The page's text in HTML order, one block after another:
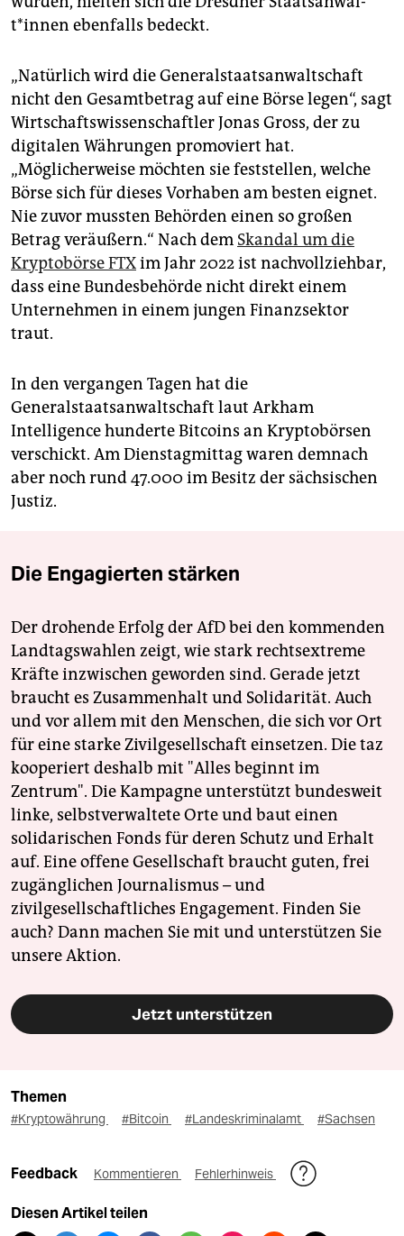
t*in­nen ebenfalls bedeckt.
„Natürlich wird die Generalstaatsanwaltschaft
nicht den Gesamtbetrag auf eine Börse legen“, sagt
Wirtschaftswissenschaftler Jonas Gross, der zu
digitalen Währungen promoviert hat.
„Möglicherweise möchten sie feststellen, welche
Börse sich für dieses Vorhaben am besten eignet.
Nie zuvor mussten Behörden einen so großen
Betrag veräußern.“ Nach dem Skandal um die
Kryptobörse FTXim Jahr 2022 ist nachvollziehbar,
dass eine Bundesbehörde nicht direkt einem
Unternehmen in einem jungen Finanzsektor
traut.
In den vergangen Tagen hat die
Generalstaatsanwaltschaft laut Arkham
Intelligence hunderte Bitcoins an Kryptobörsen
verschickt. Am Dienstagmittag waren demnach
aber noch rund 47.000 im Besitz der sächsischen
Justiz.
Die Engagierten stärken
Der drohende Erfolg der AfD bei den kommenden
Landtagswahlen zeigt, wie stark rechtsextreme
Kräfte inzwischen geworden sind. Gerade jetzt
braucht es Zusammenhalt und Solidarität. Auch
und vor allem mit den Menschen, die sich vor Ort
für eine starke Zivilgesellschaft einsetzen. Die taz
kooperiert deshalb mit "Alles beginnt im
Zentrum". Die Kampagne unterstützt bundesweit
linke, selbstverwaltete Orte und baut einen
solidarischen Fonds für deren Schutz und Erhalt
auf. Eine offene Gesellschaft braucht guten, frei
zugänglichen Journalismus – und
zivilgesellschaftliches Engagement. Finden Sie
auch? Dann machen Sie mit und unterstützen Sie
unsere Aktion.
Jetzt unterstützen
Themen
#Kryptowährung #Bitcoin #Landeskriminalamt #Sachsen
Feedback Kommentieren Fehlerhinweis
Diesen Artikel teilen